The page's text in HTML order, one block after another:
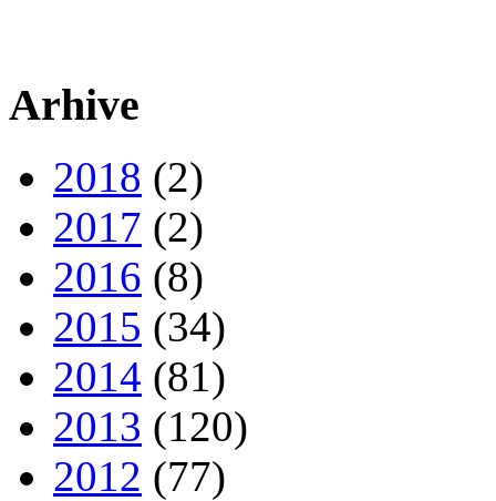
Arhive
2018 (2)
2017 (2)
2016 (8)
2015 (34)
2014 (81)
2013 (120)
2012 (77)